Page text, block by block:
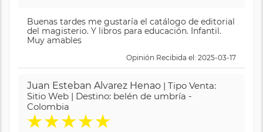
Buenas tardes me gustaría el catálogo de editorial
del magisterio. Y libros para educación. Infantil.
Muy amables
Opinión Recibida el: 2025-03-17
Juan Esteban Alvarez Henao | Tipo Venta:
Sitio Web | Destino: belén de umbría -
Colombia
★★★★★